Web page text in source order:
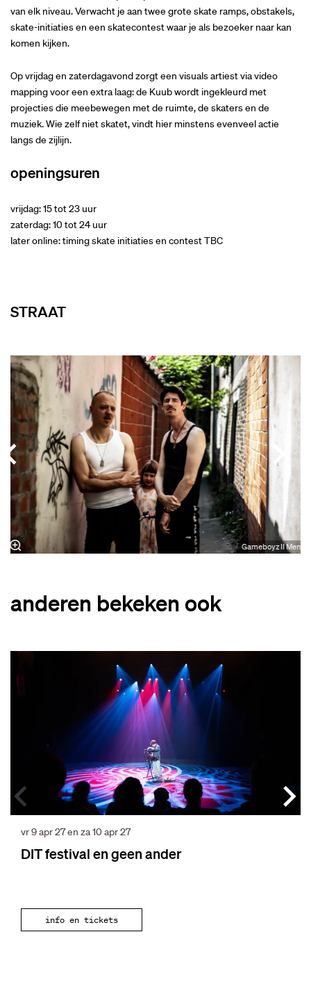
van elk niveau. Verwacht je aan twee grote skate ramps, obstakels,
skate-initiaties en een skatecontest waar je als bezoeker naar kan
komen kijken.
Op vrijdag en zaterdagavond zorgt een visuals artiest via video
mapping voor een extra laag: de Kuub wordt ingekleurd met
projecties die meebewegen met de ruimte, de skaters en de
muziek. Wie zelf niet skatet, vindt hier minstens evenveel actie
langs de zijlijn.
openingsuren
vrijdag: 15 tot 23 uur
zaterdag: 10 tot 24 uur
later online: timing skate initiaties en contest TBC
STRAAT
Overslaan
Gameboyz II Men
anderen bekeken ook
DIT festival en geen ander
vr 9 apr 27en za 10 apr 27
info en tickets